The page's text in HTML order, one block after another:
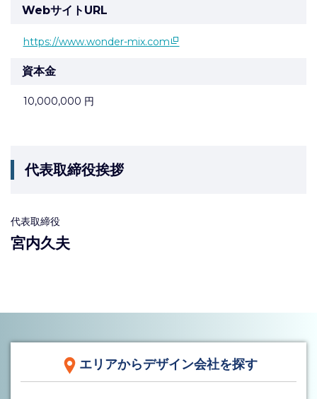
WebサイトURL
https://www.wonder-mix.com
資本金
10,000,000 円
代表取締役挨拶
代表取締役
宮内久夫
エリアからデザイン会社を探す